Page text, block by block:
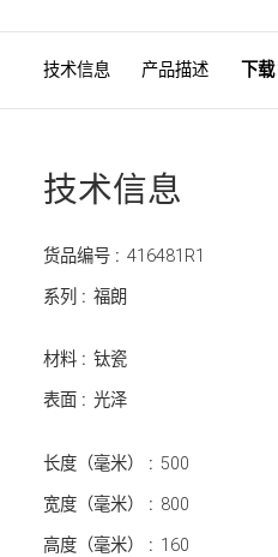
技术信息 产品描述 下载
技术信息
货品编号 : 416481R1
系列 : 福朗
材料 : 钛瓷
表面 : 光泽
长度（毫米） : 500
宽度（毫米） : 800
高度（毫米） : 160